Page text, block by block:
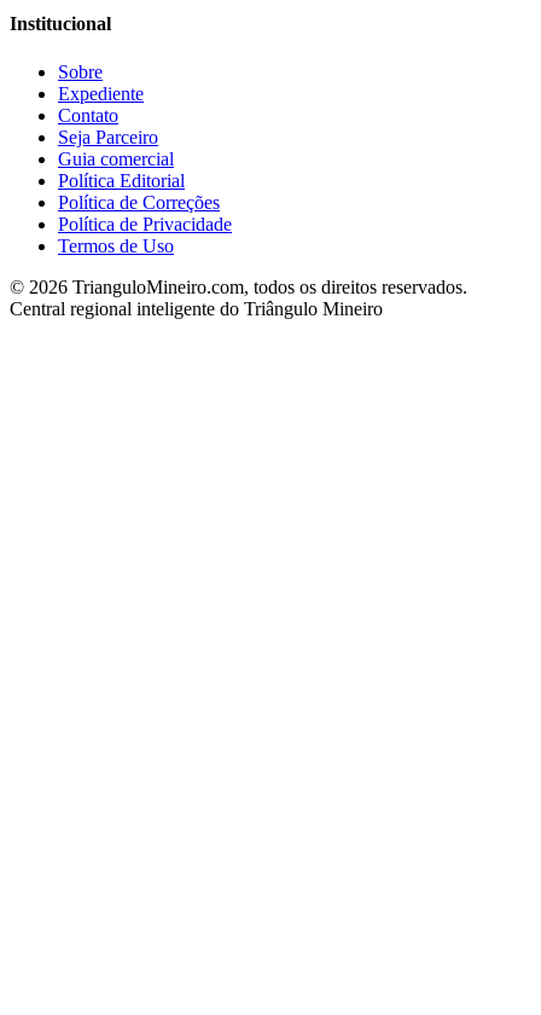
Institucional
Sobre
Expediente
Contato
Seja Parceiro
Guia comercial
Política Editorial
Política de Correções
Política de Privacidade
Termos de Uso
© 2026 TrianguloMineiro.com, todos os direitos reservados.
Central regional inteligente do Triângulo Mineiro